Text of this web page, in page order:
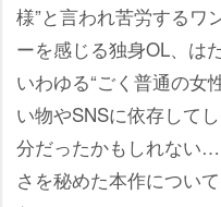
様”と言われ苦労するワ
ーを感じる独身OL、は
いわゆる“ごく普通の女
い物やSNSに依存して
分だったかもしれない
さを秘めた本作につい